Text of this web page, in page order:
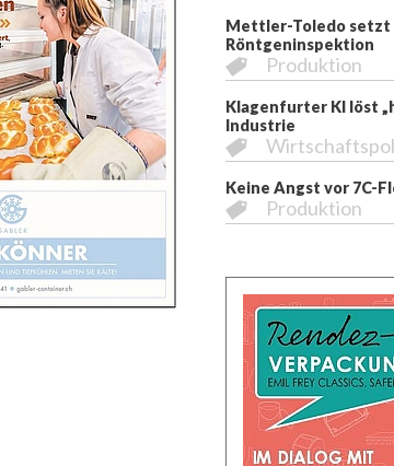
Mettler-Toledo setzt
Röntgeninspektion
Produktion
Klagenfurter KI löst
Industrie
Keine Angst vor 7C-
Produktion